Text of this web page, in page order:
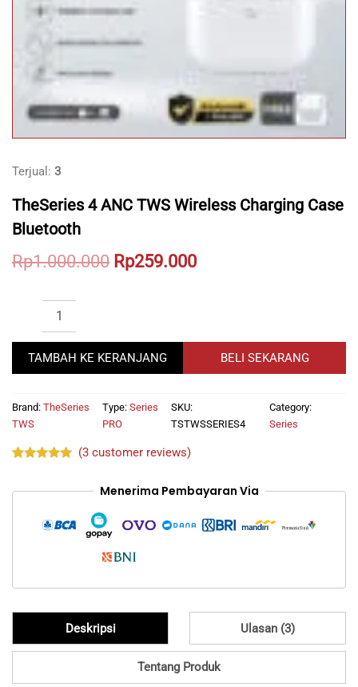
Terjual: 3
TheSeries 4 ANC TWS Wireless Charging Case
Bluetooth
Rp1.000.000 Original
Rp1.000.000.
Rp259.000Current
Rp259.000.
ANC
TWS
Wireless
Case
Bluetooth
TAMBAH KE KERANJANG BELI SEKARANG
Brand: TheSeries
TWS
Type: Series
PRO
SKU:
TSTWSSERIES4
Category:
Series
based on
(3customer reviews)
Menerima Pembayaran Via
Deskripsi Ulasan (3)
Tentang Produk